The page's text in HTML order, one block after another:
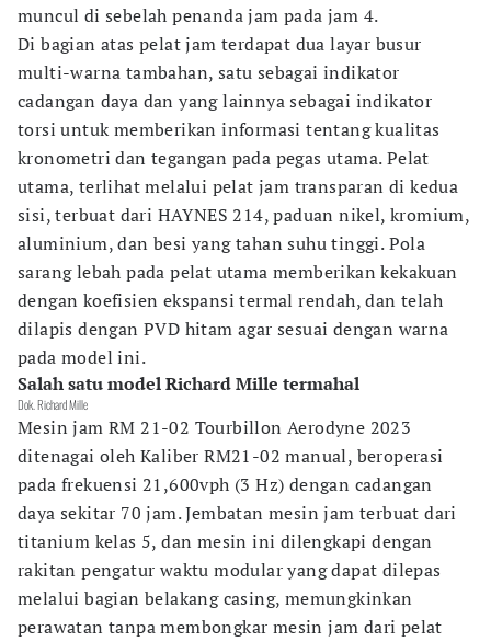
muncul di sebelah penanda jam pada jam 4.
Di bagian atas pelat jam terdapat dua layar busur
multi-warna tambahan, satu sebagai indikator
cadangan daya dan yang lainnya sebagai indikator
torsi untuk memberikan informasi tentang kualitas
kronometri dan tegangan pada pegas utama. Pelat
utama, terlihat melalui pelat jam transparan di kedua
sisi, terbuat dari HAYNES 214, paduan nikel, kromium,
aluminium, dan besi yang tahan suhu tinggi. Pola
sarang lebah pada pelat utama memberikan kekakuan
dengan koefisien ekspansi termal rendah, dan telah
dilapis dengan PVD hitam agar sesuai dengan warna
pada model ini.
Salah satu model Richard Mille termahal
Dok. Richard Mille
Mesin jam RM 21-02 Tourbillon Aerodyne 2023
ditenagai oleh Kaliber RM21-02 manual, beroperasi
pada frekuensi 21,600vph (3 Hz) dengan cadangan
daya sekitar 70 jam. Jembatan mesin jam terbuat dari
titanium kelas 5, dan mesin ini dilengkapi dengan
rakitan pengatur waktu modular yang dapat dilepas
melalui bagian belakang casing, memungkinkan
perawatan tanpa membongkar mesin jam dari pelat